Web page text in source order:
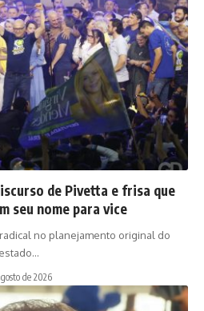
de Pivetta e frisa que
seu nome para vice
no planejamento original do
de 2026